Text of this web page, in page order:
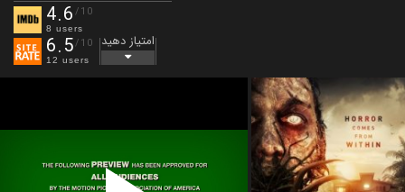
4.6 /10
8 users
6.5/10
12 users
امتیاز دهید